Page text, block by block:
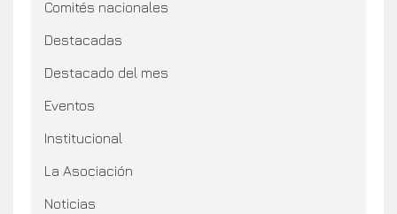
Comités nacionales
Destacadas
Destacado del mes
Eventos
Institucional
La Asociación
Noticias